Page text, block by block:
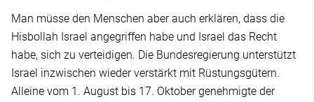
Man müsse den Menschen aber auch erklären, dass die
Hisbollah Israel angegriffen habe und Israel das Recht
habe, sich zu verteidigen. Die Bundesregierung unterstützt
Israel inzwischen wieder verstärkt mit Rüstungsgütern.
Alleine vom 1. August bis 17. Oktober genehmigte der